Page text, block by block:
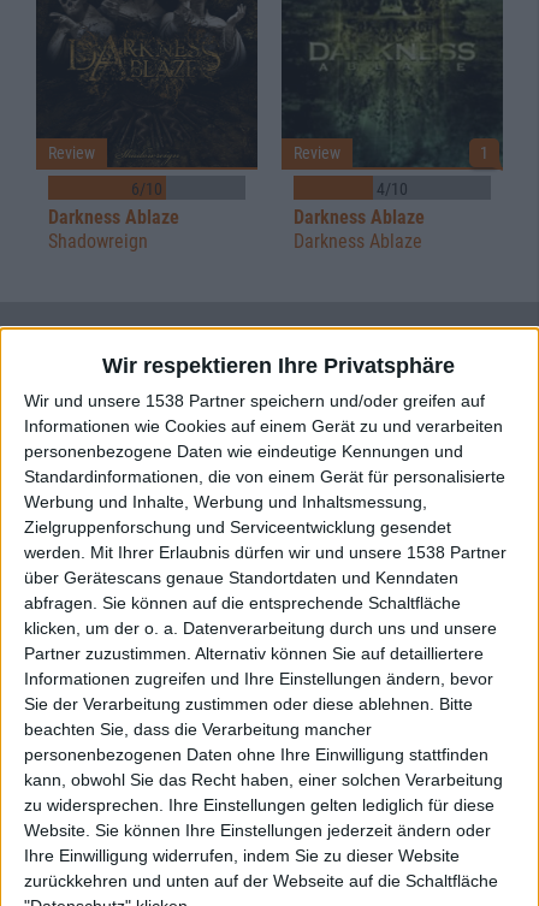
Wir respektieren Ihre Privatsphäre
Wir und unsere 1538 Partner speichern und/oder greifen auf
Informationen wie Cookies auf einem Gerät zu und verarbeiten
personenbezogene Daten wie eindeutige Kennungen und
Standardinformationen, die von einem Gerät für personalisierte
Werbung und Inhalte, Werbung und Inhaltsmessung,
Zielgruppenforschung und Serviceentwicklung gesendet
werden.
Mit Ihrer Erlaubnis dürfen wir und unsere 1538 Partner
über Gerätescans genaue Standortdaten und Kenndaten
abfragen. Sie können auf die entsprechende Schaltfläche
klicken, um der o. a. Datenverarbeitung durch uns und unsere
Partner zuzustimmen. Alternativ können Sie auf detailliertere
Informationen zugreifen und Ihre Einstellungen ändern, bevor
Sie der Verarbeitung zustimmen oder diese ablehnen.
Bitte
beachten Sie, dass die Verarbeitung mancher
personenbezogenen Daten ohne Ihre Einwilligung stattfinden
kann, obwohl Sie das Recht haben, einer solchen Verarbeitung
zu widersprechen. Ihre Einstellungen gelten lediglich für diese
Website. Sie können Ihre Einstellungen jederzeit ändern oder
Ihre Einwilligung widerrufen, indem Sie zu dieser Website
zurückkehren und unten auf der Webseite auf die Schaltfläche
6/10
Review
Darkness Ablaze
Shadowreign
4/10
Review
Darkness Ablaze
1
Darkness Ablaze
Konzertbericht
Agrypnie
Chaos Metal Night / Agrypnie